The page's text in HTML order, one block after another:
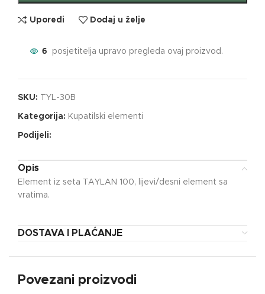
Uporedi Dodaj u želje
6 posjetitelja upravo pregleda ovaj proizvod.
SKU: TYL-30B
Kategorija: Kupatilski elementi
Podijeli:
Opis
Element iz seta TAYLAN 100, lijevi/desni element sa
vratima.
DOSTAVA I PLAĆANJE
Povezani proizvodi